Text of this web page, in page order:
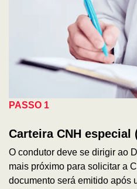
PASSO 1
Carteira CNH
O condutor deve se dirigir ao
mais próximo para solicitar a
documento será emitido após